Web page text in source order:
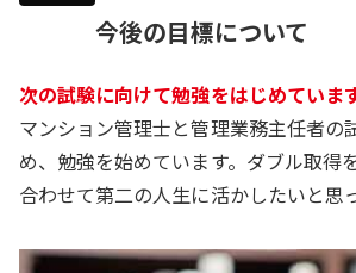
今後の目標について
次の試験に向けて勉強をはじめていま
マンション管理士と管理業務主任者の
め、勉強を始めています。ダブル取得
合わせて第二の人生に活かしたいと思